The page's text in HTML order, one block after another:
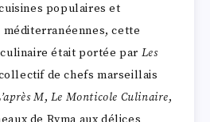
populaires et
méditerranéennes, cette
était portée par Les
de chefs marseillais
M, Le Monticole Culinaire,